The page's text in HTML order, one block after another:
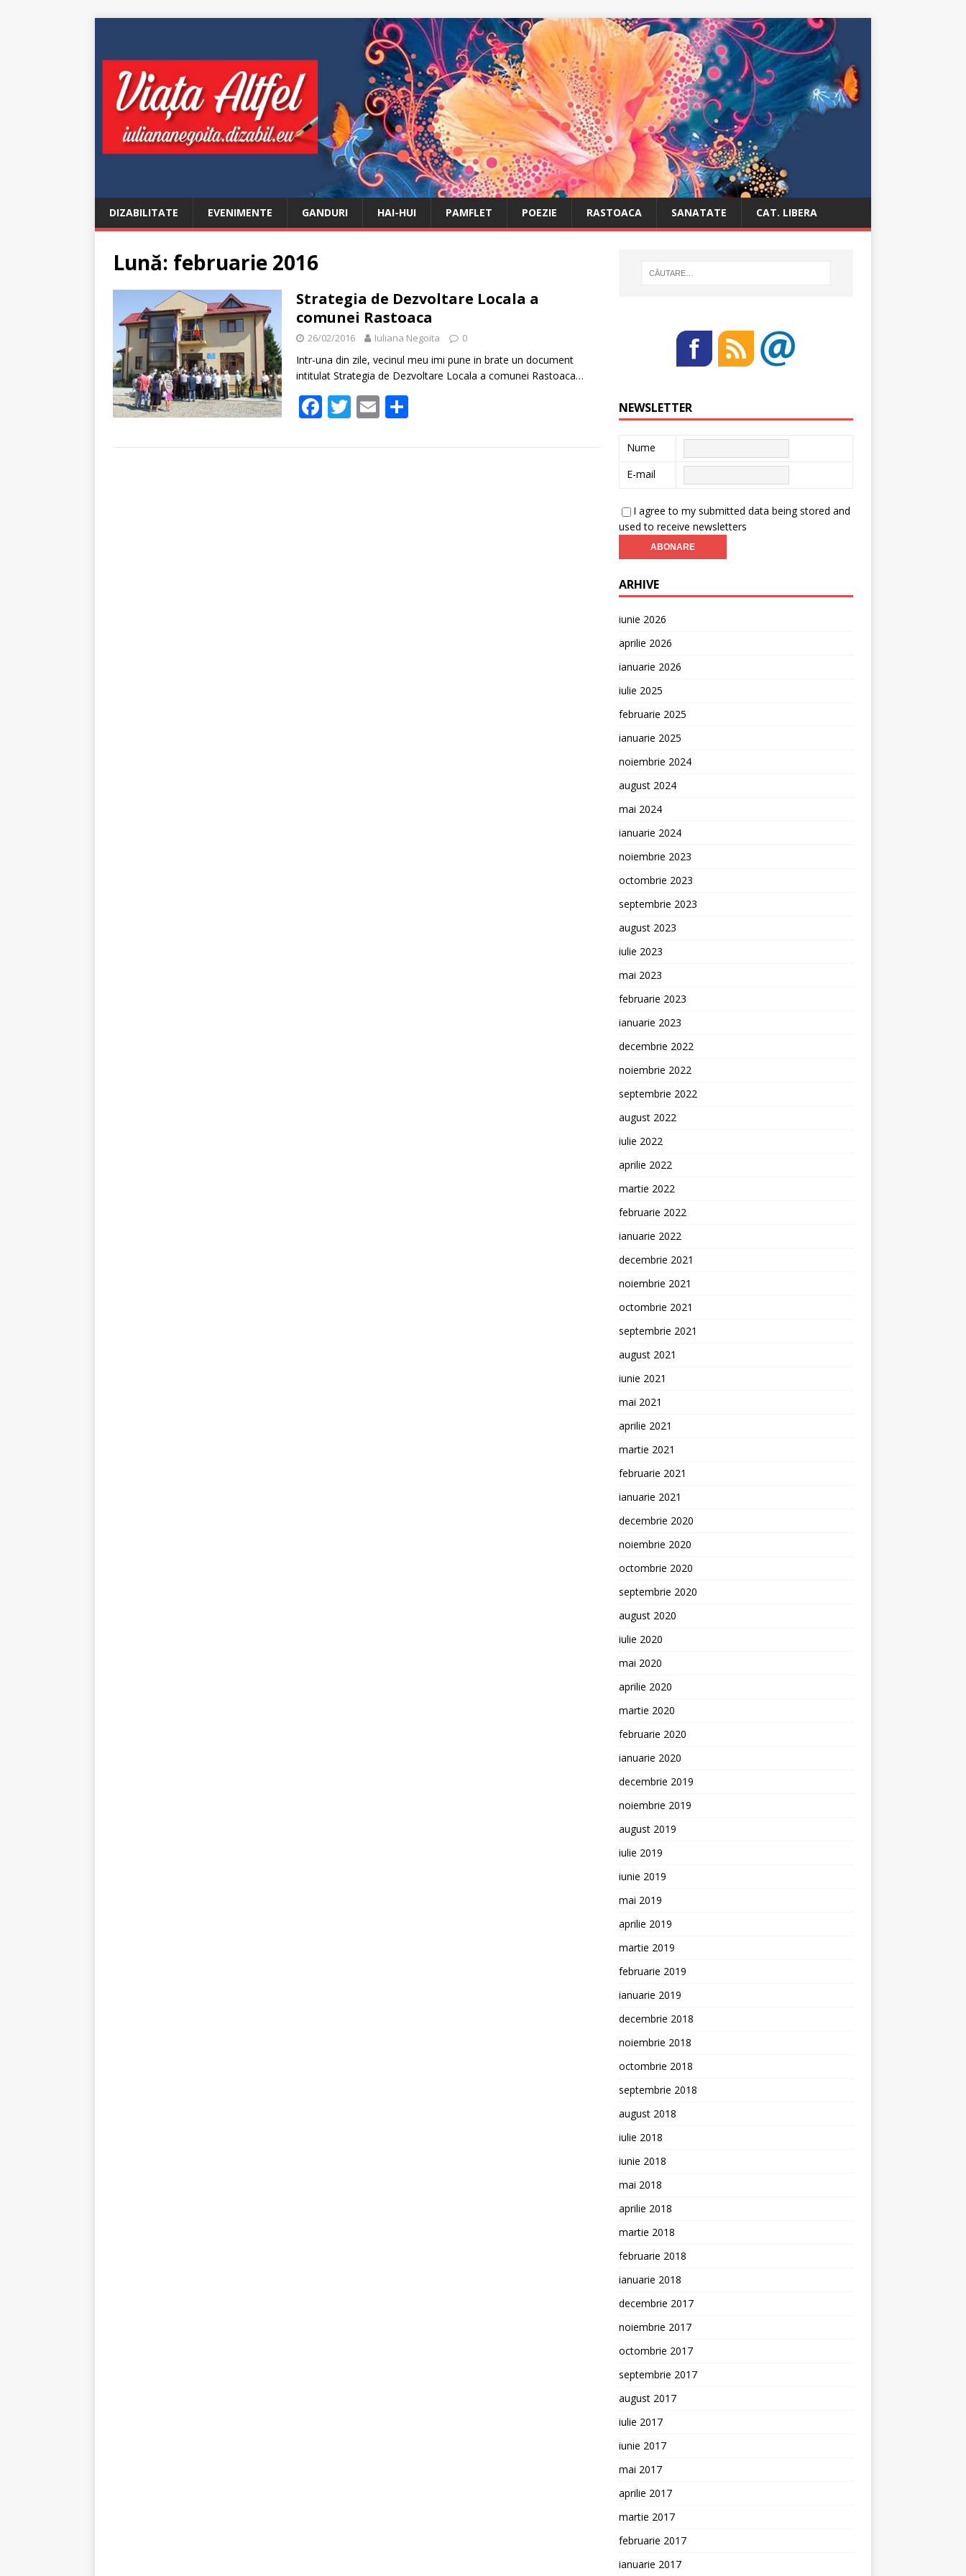
DIZABILITATE EVENIMENTE GANDURI HAI-HUI PAMFLET POEZIE RASTOACA SANATATE CAT. LIBERA
Lună: februarie 2016
Strategia de Dezvoltare Locala a
comunei Rastoaca
26/02/2016 Iuliana Negoita 0
Intr-una din zile, vecinul meu imi pune in brate un document
intitulat Strategia de Dezvoltare Locala a comunei Rastoaca…
F
ac
T
w
E
m
NEWSLETTER
Nume
E-mail
I agree to my submitted data being stored and
used to receive newsletters
ARHIVE
iunie 2026
aprilie 2026
ianuarie 2026
iulie 2025
februarie 2025
ianuarie 2025
noiembrie 2024
august 2024
mai 2024
ianuarie 2024
noiembrie 2023
octombrie 2023
septembrie 2023
august 2023
iulie 2023
mai 2023
februarie 2023
ianuarie 2023
decembrie 2022
noiembrie 2022
septembrie 2022
august 2022
iulie 2022
aprilie 2022
martie 2022
februarie 2022
ianuarie 2022
decembrie 2021
noiembrie 2021
octombrie 2021
septembrie 2021
august 2021
iunie 2021
mai 2021
aprilie 2021
martie 2021
februarie 2021
ianuarie 2021
decembrie 2020
noiembrie 2020
octombrie 2020
septembrie 2020
august 2020
iulie 2020
mai 2020
aprilie 2020
martie 2020
februarie 2020
ianuarie 2020
decembrie 2019
noiembrie 2019
august 2019
iulie 2019
iunie 2019
mai 2019
aprilie 2019
martie 2019
februarie 2019
ianuarie 2019
decembrie 2018
noiembrie 2018
octombrie 2018
septembrie 2018
august 2018
iulie 2018
iunie 2018
mai 2018
aprilie 2018
martie 2018
februarie 2018
ianuarie 2018
decembrie 2017
noiembrie 2017
octombrie 2017
septembrie 2017
august 2017
iulie 2017
iunie 2017
mai 2017
aprilie 2017
martie 2017
februarie 2017
ianuarie 2017